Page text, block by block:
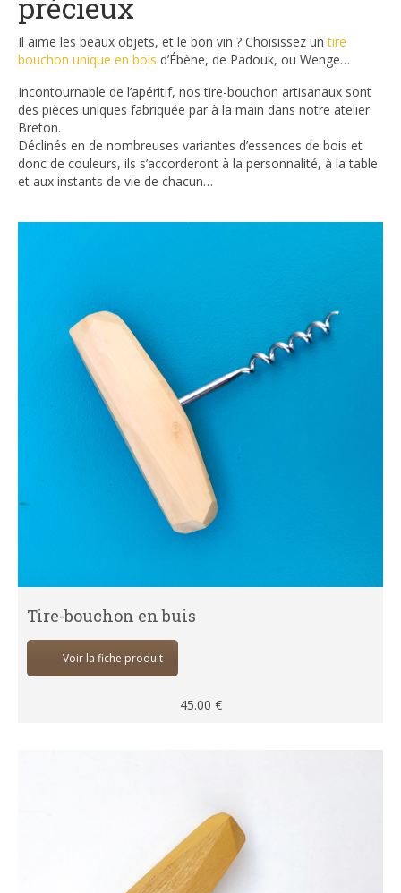
Il aime les beaux objets, et le bon vin ? Choisissez un tire
bouchon unique en bois d’Ébène, de Padouk, ou Wenge…
Incontournable de l’apéritif, nos tire-bouchon artisanaux sont
des pièces uniques fabriquée par à la main dans notre atelier
Breton.
Déclinés en de nombreuses variantes d’essences de bois et
donc de couleurs, ils s’accorderont à la personnalité, à la table
et aux instants de vie de chacun…
Tire-bouchon en buis
Voir la fiche produit
45.00 €